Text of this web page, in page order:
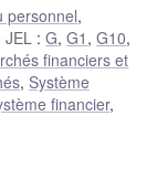
personnel,
:G,G1 ,G10,
financiers et
, Système
financier,